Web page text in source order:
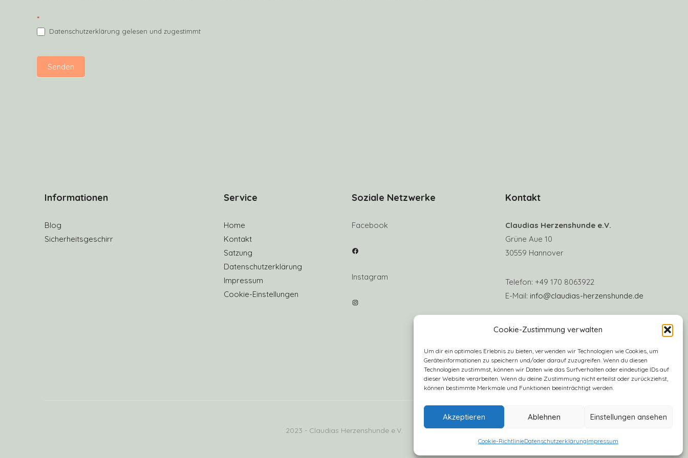
Cookie-Zustimmung verwalten
Um dir ein optimales Erlebnis zu bieten, verwenden wir Technologien wie Cookies, um
Geräteinformationen zu speichern und/oder darauf zuzugreifen. Wenn du diesen
Technologien zustimmst, können wir Daten wie das Surfverhalten oder eindeutige IDs auf
dieser Website verarbeiten. Wenn du deine Zustimmung nicht erteilst oder zurückziehst,
können bestimmte Merkmale und Funktionen beeinträchtigt werden.
Akzeptieren Ablehnen Einstellungen ansehen
Cookie-RichtlinieDatenschutzerklärungImpressum
*
Datenschutzerklärung gelesen und zugestimmt
Senden
Informationen
Blog
Sicherheitsgeschirr
Service
Home
Kontakt
Satzung
Datenschutzerklärung
Impressum
Cookie-Einstellungen
Soziale Netzwerke
Facebook
Facebook
Instagram
Instagram
Kontakt
Claudias Herzenshunde e.V.
Grüne Aue 10
30559 Hannover
Telefon: +49 170 8063922
E-Mail: info@claudias-herzenshunde.de
Vereinskonto: Deutsche Skatbank
BIC: GENODEF1SLR
2023 - Claudias Herzenshunde e.V.